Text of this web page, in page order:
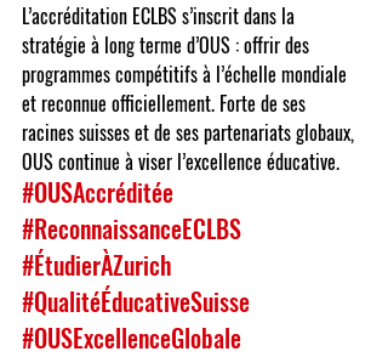
L’accréditation ECLBS s’inscrit dans la
stratégie à long terme d’OUS : offrir des
programmes compétitifs à l’échelle mondiale
et reconnue officiellement. Forte de ses
racines suisses et de ses partenariats globaux,
OUS continue à viser l’excellence éducative.
#OUSAccréditée
#ReconnaissanceECLBS
#ÉtudierÀZurich
#QualitéÉducativeSuisse
#OUSExcellenceGlobale